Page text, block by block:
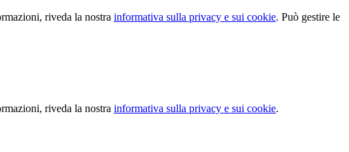
riveda la nostra informativa sulla privacy e sui cookie. Può gestire le
riveda la nostra informativa sulla privacy e sui cookie.